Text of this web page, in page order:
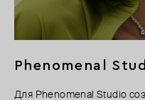
Phenomenal
Для Phenomenal Studio